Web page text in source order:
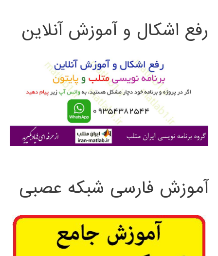
ج
ی
رفع اشکال و آموزش آنلاین
آموزش فارسی شبکه عصبی